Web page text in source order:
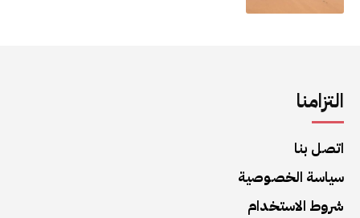
التزامنا
اتصل بنا
سياسة الخصوصية
شروط الاستخدام